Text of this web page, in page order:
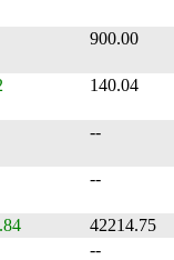
900.00
140.04
--
--
42214.75
--